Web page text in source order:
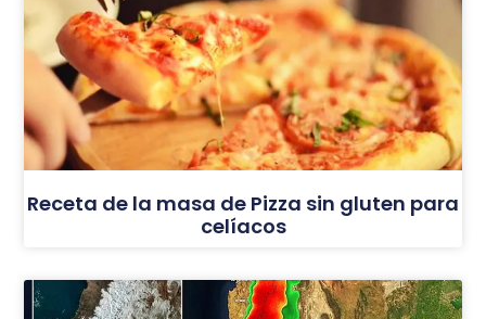
Receta de la masa de Pizza sin gluten para
celíacos